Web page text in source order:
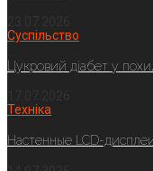
Суспільство
Цукровий діабет у
Техніка
Настенные LCD-